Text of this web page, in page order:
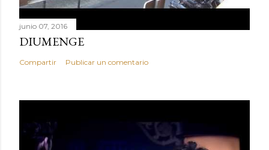
junio 07, 2016
DIUMENGE
Compartir Publicar un comentario